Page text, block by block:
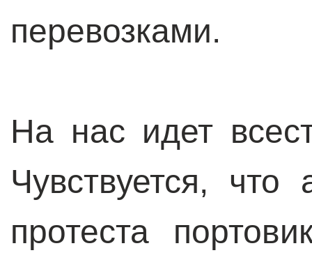
перевозками.
На нас идет
Чувствуется, что
протеста